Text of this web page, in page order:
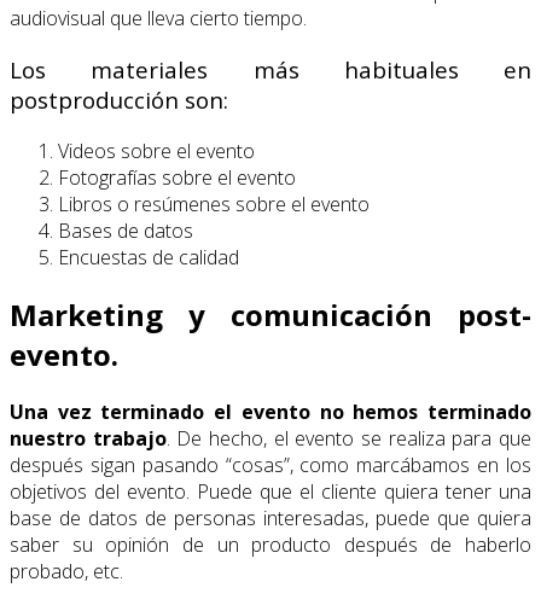
audiovisual que lleva cierto tiempo.
Los materiales más habituales en
postproducción son:
Videos sobre el evento
Fotografías sobre el evento
Libros o resúmenes sobre el evento
Bases de datos
Encuestas de calidad
Marketing y comunicación post-
evento.
Una vez terminado el evento no hemos terminado
nuestro trabajo. De hecho, el evento se realiza para que
después sigan pasando “cosas”, como marcábamos en los
objetivos del evento. Puede que el cliente quiera tener una
base de datos de personas interesadas, puede que quiera
saber su opinión de un producto después de haberlo
probado, etc.